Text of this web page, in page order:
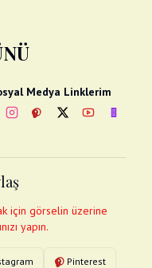
Diğer
Abdest Videoları
Fotograflar
Medya Linklerim
Instagram
PinterestTwitterYouTube
için görselin üzerine
yapın.
Pinterest